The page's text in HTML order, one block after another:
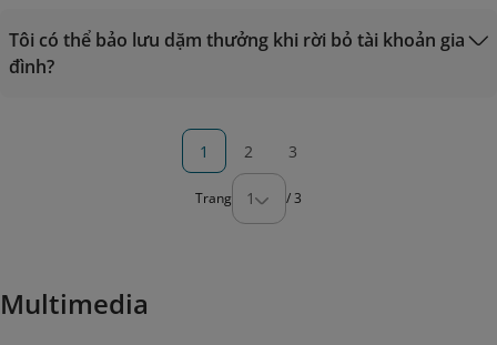
Tôi có thể bảo lưu dặm thưởng khi rời bỏ tài khoản gia
đình?
1 2 3
Trang 1 /3
Multimedia